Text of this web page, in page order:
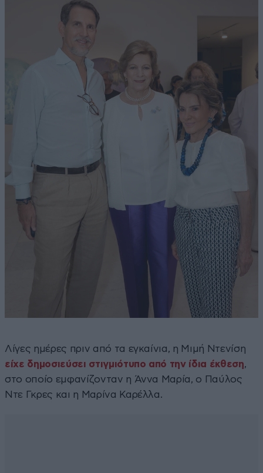
Λίγες ημέρες πριν από τα εγκαίνια, η Μιμή Ντενίση
είχε δημοσιεύσει στιγμιότυπο από την ίδια έκθεση,
στο οποίο εμφανίζονταν η Άννα Μαρία, ο Παύλος
Ντε Γκρες και η Μαρίνα Καρέλλα.